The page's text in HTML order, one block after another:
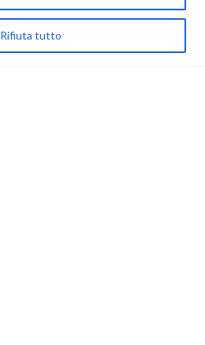
Rifiuta tutto